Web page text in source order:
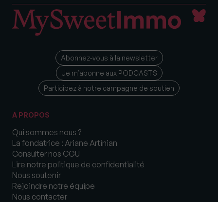
Abonnez-vous à la newsletter
Je m’abonne aux PODCASTS
Participez à notre campagne de soutien
A PROPOS
Qui sommes nous ?
La fondatrice : Ariane Artinian
Consulter nos CGU
Lire notre politique de confidentialité
Nous soutenir
Rejoindre notre équipe
Nous contacter